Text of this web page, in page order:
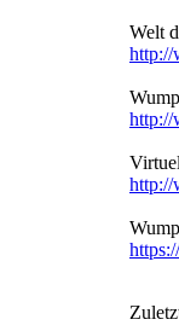
Welt
http://
http://
http://